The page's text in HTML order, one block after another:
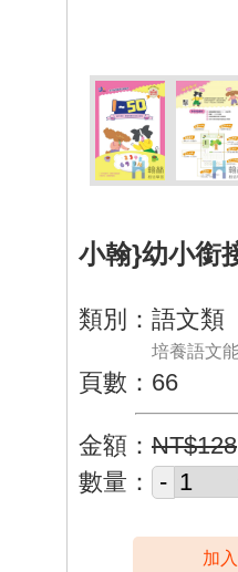
小翰}幼小銜
類別：語文類
培養語文
頁數：66
金額： NT$128
數量：